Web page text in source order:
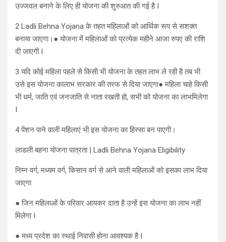
उज्जवल बनाने के लिए ही योजना की शुरुआत की गई है I
2 Ladli Behna Yojana के तहत महिलाओं को आर्थिक रूप से सशक्त
बनाया जाएगा।● योजना में महिलाओं को प्रत्येक महीने आजा रुपए की राशि
दी जाएगी I
3 यदि कोई महिला पहले से किसी भी योजना के तहत लाभ ले रही है तब भी
उसे इस योजना कालाभ सरकार की तरफ से दिया जाएगा● महिला चाहे किसी
भी धर्म, जाति एवं जनजाति से नाता रखती हो, सभी को योजना का लाभमिलेगा
I
4 पेंशन पाने वाली महिलाएं भी इस योजना का हिस्सा बन पाएगी।
लाडली बहना योजना पात्रता | Ladli Behna Yojana Eligibility
निम्न वर्ग, मध्यम वर्ग, किसान वर्ग से आने वाली महिलाओं को इसका लाभ दिया
जाएगा
● जिन महिलाओं के परिवार आयकर दाता है उन्हें इस योजना का लाभ नहीं
मिलेगा I
● मध्य प्रदेश का स्थाई निवासी होना आवश्यक है I